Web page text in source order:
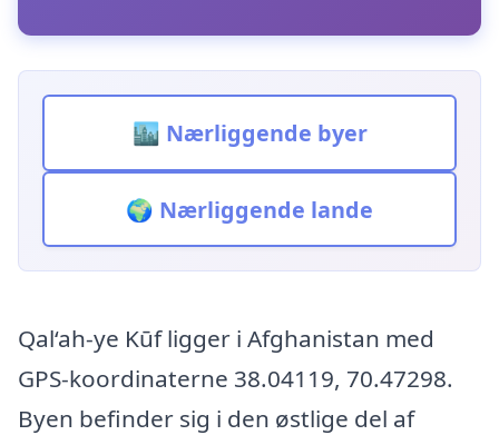
🏙️ Nærliggende byer
🌍 Nærliggende lande
Qal‘ah-ye Kūf ligger i Afghanistan med
GPS-koordinaterne 38.04119, 70.47298.
Byen befinder sig i den østlige del af